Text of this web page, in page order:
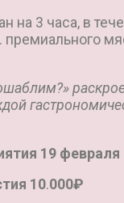
на 3 часа, в
премиального
19 февраля
10.000₽